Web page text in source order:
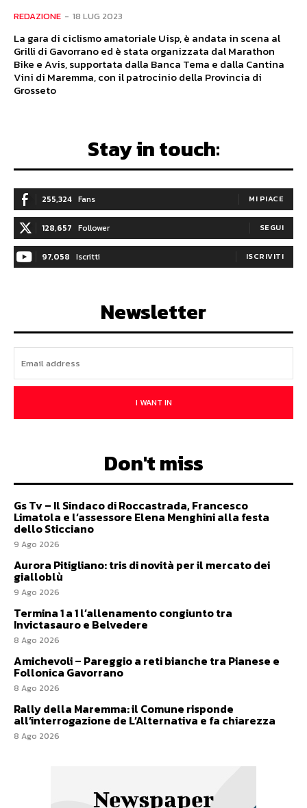
REDAZIONE - 18 LUG 2023
La gara di ciclismo amatoriale Uisp, è andata in scena al
Grilli di Gavorrano ed è stata organizzata dal Marathon
Bike e Avis, supportata dalla Banca Tema e dalla Cantina
Vini di Maremma, con il patrocinio della Provincia di
Grosseto
Stay in touch:
255,324 Fans MI PIACE
128,657 Follower SEGUI
97,058 Iscritti ISCRIVITI
Newsletter
I WANT IN
Don't miss
Gs Tv – Il Sindaco di Roccastrada, Francesco
Limatola e l’assessore Elena Menghini alla festa
dello Sticciano
9 Ago 2026
Aurora Pitigliano: tris di novità per il mercato dei
gialloblù
9 Ago 2026
Termina 1 a 1 l’allenamento congiunto tra
Invictasauro e Belvedere
8 Ago 2026
Amichevoli – Pareggio a reti bianche tra Pianese e
Follonica Gavorrano
8 Ago 2026
Rally della Maremma: il Comune risponde
all’interrogazione de L’Alternativa e fa chiarezza
8 Ago 2026